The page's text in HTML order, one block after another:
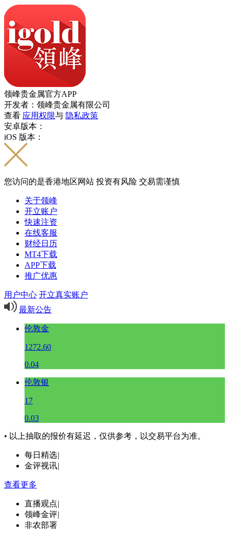
领峰贵金属官方APP
开发者：领峰贵金属有限公司
查看 应用权限与 隐私政策
安卓版本：
iOS 版本：
您访问的是香港地区网站 投资有风险 交易需谨慎
关于领峰
开立账户
快速注资
在线客服
财经日历
MT4下载
APP下载
推广优惠
用户中心 开立真实账户
最新公告
伦敦金
1272.60
0.04
伦敦银
17
0.03
• 以上抽取的报价有延迟，仅供参考，以交易平台为准。
每日精选|
金评视讯|
查看更多
直播观点|
领峰金评|
非农部署